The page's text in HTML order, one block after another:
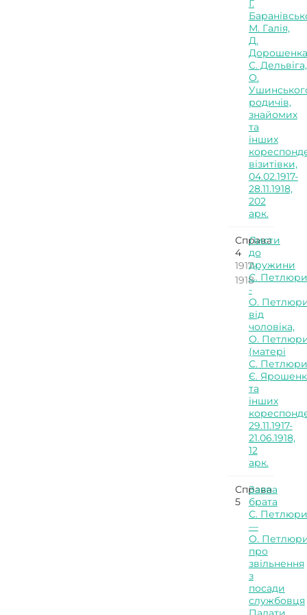
Г.
М. Галія,
Д.
С. Дельвіга,
О.
родичів,
знайомих
та
інших
візитівки,
04.02.1917-
28.11.1918,
202
арк.
Справа
4
1917-
1918
Листи
до
дружини
С. Петлюри
-
О.
від
чоловіка,
О.
(матері
С.
Є.
та
інших
29.11.1917-
21.06.1918,
12
арк.
Справа
5
Заява
брата
С. Петлюри
—
О.
про
звільнення
з
посади
службовця